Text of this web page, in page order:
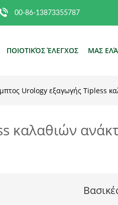
00-86-13873355787
ΠΟΙΟΤΙΚΌΣ ΈΛΕΓΧΟΣ ΜΑΣ
Urology εξαγωγής Tipless
καλαθιών